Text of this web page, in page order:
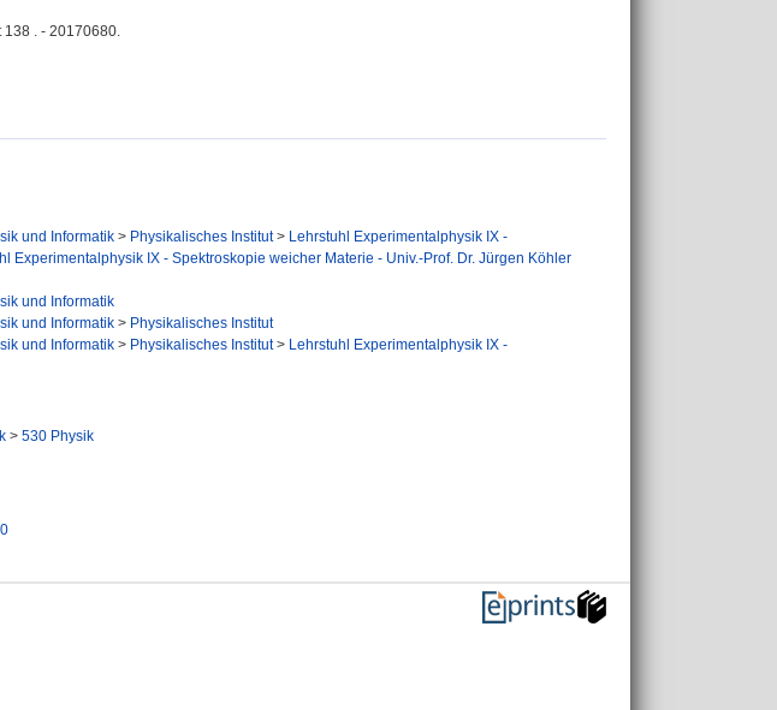
138 . - 20170680.
und Informatik > Physikalisches Institut> Lehrstuhl Experimentalphysik IX -
Experimentalphysik IX - Spektroskopie weicher Materie - Univ.-Prof. Dr. Jürgen Köhler
und Informatik
und Informatik > Physikalisches Institut
und Informatik > Physikalisches Institut> Lehrstuhl Experimentalphysik IX -
> 530 Physik